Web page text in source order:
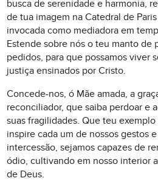
busca de serenidade e harmonia,
de tua imagem na Catedral de
invocada como mediadora em
Estende sobre nós o teu manto de
pedidos, para que possamos viver
justiça ensinados por Cristo.
Concede-nos, ó Mãe amada, a
reconciliador, que saiba perdoar e
suas fragilidades. Que teu
inspire cada um de nossos gestos
intercessão, sejamos capazes de
ódio, cultivando em nosso interior
de Deus.